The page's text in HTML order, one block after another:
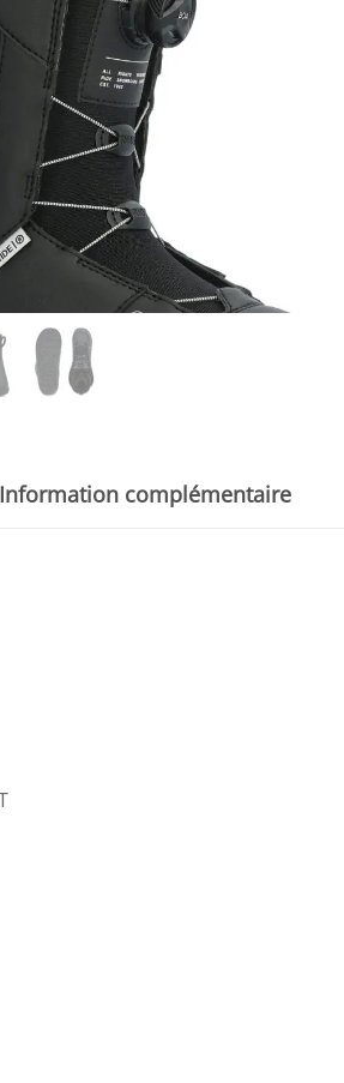
Information complémentaire